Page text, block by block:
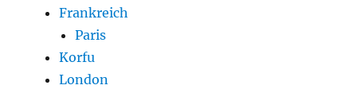
Frankreich
Paris
Korfu
London